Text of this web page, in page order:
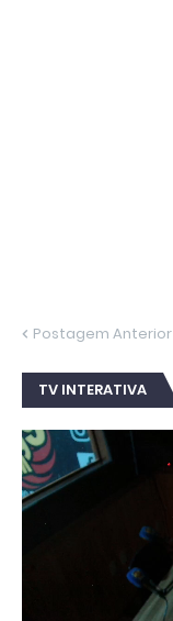
Postagem Anterior
TV INTERATIVA